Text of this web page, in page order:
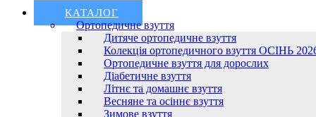
КАТАЛОГ
Ортопедичне взуття
Дитяче ортопедичне взуття
Колекція ортопедичного взуття ОСІНЬ
Ортопедичне взуття для дорослих
Діабетичне взуття
Літнє та домашнє взуття
Весняне та осіннє взуття
Зимове взуття